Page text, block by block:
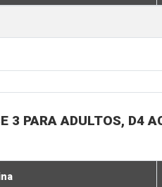
3 PARA ADULTOS, D4